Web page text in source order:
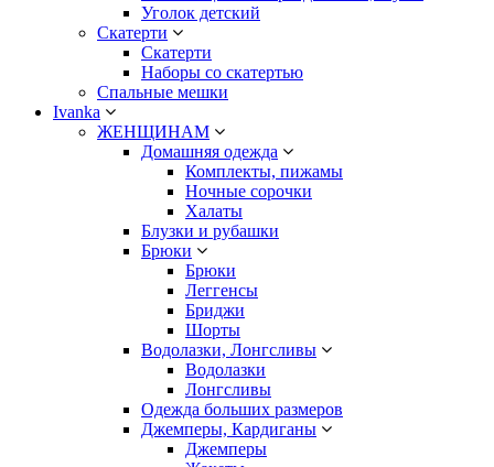
Уголок детский
Скатерти
Скатерти
Наборы со скатертью
Спальные мешки
Ivanka
ЖЕНЩИНАМ
Домашняя одежда
Комплекты, пижамы
Ночные сорочки
Халаты
Блузки и рубашки
Брюки
Брюки
Леггенсы
Бриджи
Шорты
Водолазки, Лонгсливы
Водолазки
Лонгсливы
Одежда больших размеров
Джемперы, Кардиганы
Джемперы